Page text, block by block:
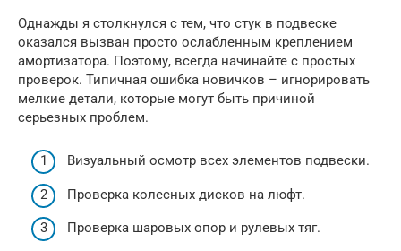
Однажды я столкнулся с тем, что стук в подвеске
оказался вызван просто ослабленным креплением
амортизатора. Поэтому, всегда начинайте с простых
проверок. Типичная ошибка новичков – игнорировать
мелкие детали, которые могут быть причиной
серьезных проблем.
Визуальный осмотр всех элементов подвески.
Проверка колесных дисков на люфт.
Проверка шаровых опор и рулевых тяг.